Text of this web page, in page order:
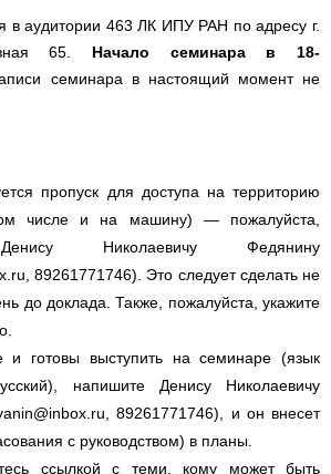
в аудитории 463 ЛК ИПУ РАН по адресу г.
65. Начало семинара в 18-
семинара в настоящий момент не
пропуск для доступа на территорию
числе и на машину) — пожалуйста,
Николаевичу Федянину
, 89261771746). Это следует сделать не
до доклада. Также, пожалуйста, укажите
и готовы выступить на семинаре (язык
напишите Денису Николаевичу
, 89261771746), и он внесет
с руководством) в планы.
ссылкой с теми, кому может быть